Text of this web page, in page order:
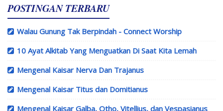
POSTINGAN TERBARU
Walau Gunung Tak Berpindah - Connect Worship
10 Ayat Alkitab Yang Menguatkan Di Saat Kita Lemah
Mengenal Kaisar Nerva Dan Trajanus
Mengenal Kaisar Titus dan Domitianus
Mengenal Kaisar Galba, Otho, Vitellius, dan Vespasianus